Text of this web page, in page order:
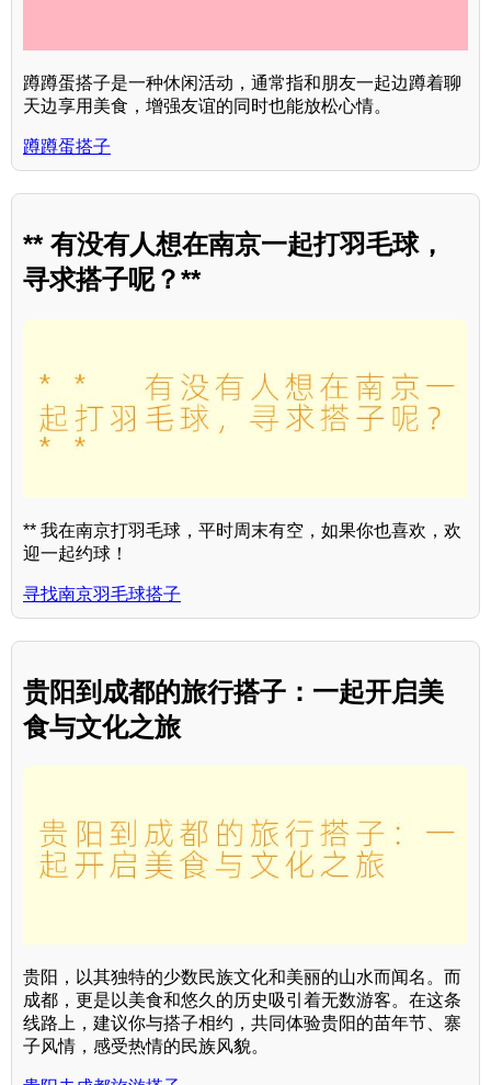
蹲蹲蛋搭子是一种休闲活动，通常指和朋友一起边蹲着聊
天边享用美食，增强友谊的同时也能放松心情。
蹲蹲蛋搭子
** 有没有人想在南京一起打羽毛球，
寻求搭子呢？**
** 我在南京打羽毛球，平时周末有空，如果你也喜欢，欢
迎一起约球！
寻找南京羽毛球搭子
贵阳到成都的旅行搭子：一起开启美
食与文化之旅
贵阳，以其独特的少数民族文化和美丽的山水而闻名。而
成都，更是以美食和悠久的历史吸引着无数游客。在这条
线路上，建议你与搭子相约，共同体验贵阳的苗年节、寨
子风情，感受热情的民族风貌。